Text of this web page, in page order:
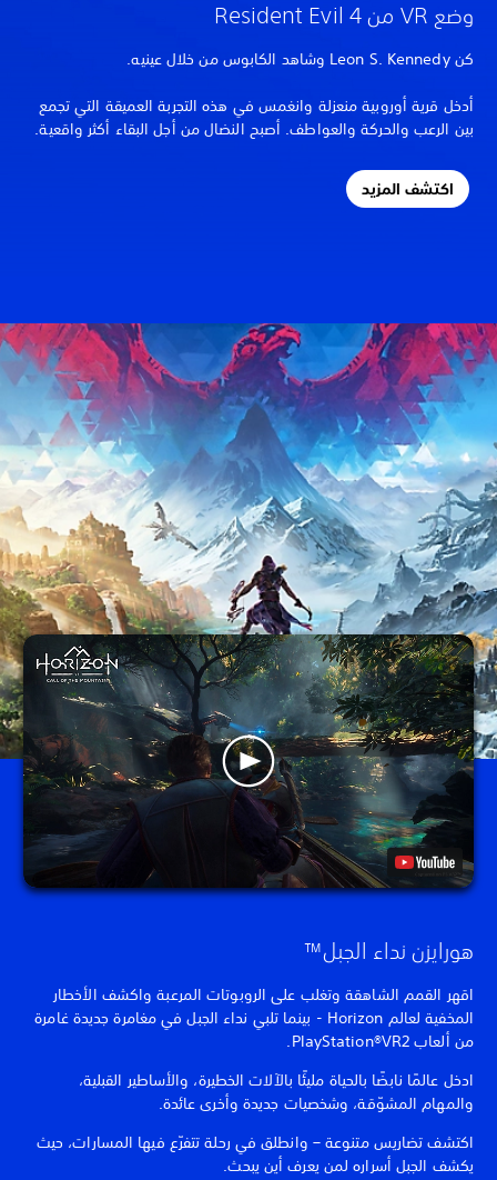
وضع VR من Resident Evil 4
أدخل قرية أوروبية منعزلة وانغمس في هذه التجربة العميقة التي تجمع
بين الرعب والحركة والعواطف. أصبح النضال من أجل البقاء أكثر واقعية.
اكتشف المزيد
هورايزن نداء الجبل™
اقهر القمم الشاهقة وتغلب على الروبوتات المرعبة واكشف الأخطار
المخفية لعالم Horizon - بينما تلبي نداء الجبل في مغامرة جديدة غامرة
من ألعاب PlayStation®VR2.
ادخل عالمًا نابضًا بالحياة مليئًا بالآلات الخطيرة، والأساطير القبلية،
والمهام المشوّقة، وشخصيات جديدة وأخرى عائدة.
اكتشف تضاريس متنوعة – وانطلق في رحلة تتفرّع فيها المسارات، حيث
يكشف الجبل أسراره لمن يعرف أين يبحث.